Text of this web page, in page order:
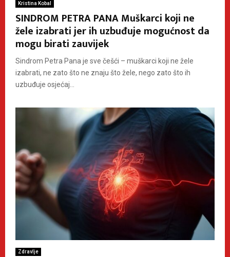
Kristina Kobal
SINDROM PETRA PANA Muškarci koji ne
žele izabrati jer ih uzbuđuje mogućnost da
mogu birati zauvijek
Sindrom Petra Pana je sve češći – muškarci koji ne žele
izabrati, ne zato što ne znaju što žele, nego zato što ih
uzbuđuje osjećaj...
Zdravlje